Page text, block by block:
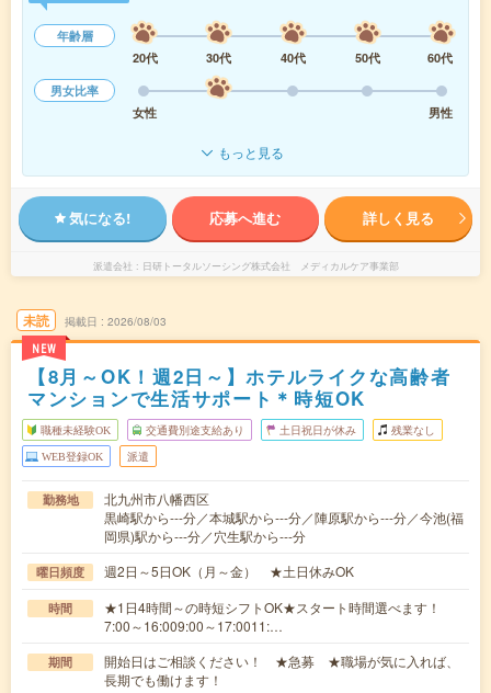
年齢層
20代
30代 40代 50代
60代
男女比率
女性
男性
もっと見る
気になる! 応募へ進む 詳しく見る
派遣会社 日研トータルソーシング株式会社 メディカルケア事業部
未読
NEW
掲載日 2026/08/03
【8月～OK！週2日～】ホテルライクな高齢者
マンションで生活サポート＊時短OK
職種未経験OK 交通費別途支給あり 土日祝日が休み 残業なし
WEB登録OK 派遣
勤務地
北九州市八幡西区
黒崎駅から---分／本城駅から---分／陣原駅から---分／今池(福
岡県)駅から---分／穴生駅から---分
曜日頻度 週2日～5日OK（月～金） ★土日休みOK
時間
★1日4時間～の時短シフトOK★スタート時間選べます！
7:00～16:009:00～17:0011:…
期間
開始日はご相談ください！ ★急募 ★職場が気に入れば、
長期でも働けます！